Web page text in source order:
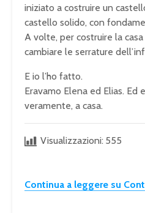
iniziato a costruire un
castello solido, con
A volte, per costruire la
cambiare le serrature
E io l’ho fatto.
Eravamo Elena ed Elias. Ed
veramente, a casa.
Visualizzazioni: 555
Continua a leggere su